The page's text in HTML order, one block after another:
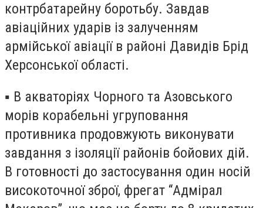
контрбатарейну боротьбу. Завдав
авіаційних ударів із залученням
армійської авіації в районі Давидів Брід
Херсонської області.
▪️ В акваторіях Чорного та Азовського
морів корабельні угруповання
противника продовжують виконувати
завдання з ізоляції районів бойових дій.
В готовності до застосування один носій
високоточної зброї, фрегат “Адмірал